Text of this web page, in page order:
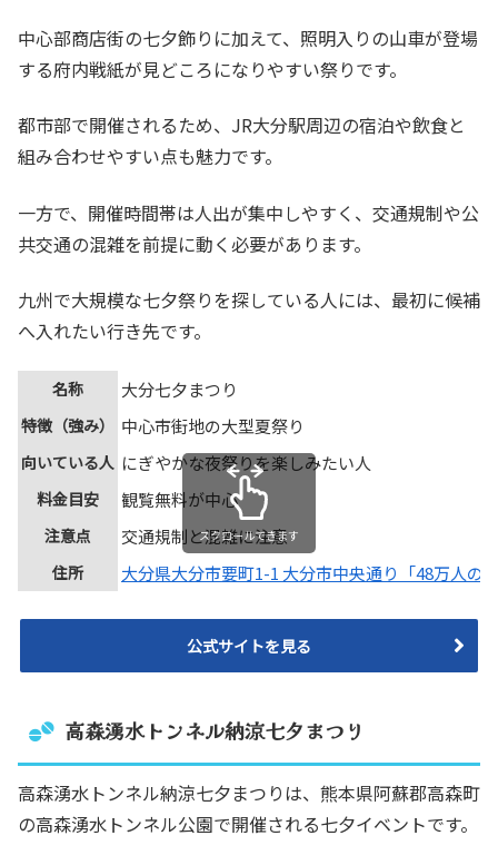
中心部商店街の七夕飾りに加えて、照明入りの山車が登場
する府内戦紙が見どころになりやすい祭りです。
都市部で開催されるため、JR大分駅周辺の宿泊や飲食と
組み合わせやすい点も魅力です。
一方で、開催時間帯は人出が集中しやすく、交通規制や公
共交通の混雑を前提に動く必要があります。
九州で大規模な七夕祭りを探している人には、最初に候補
へ入れたい行き先です。
名称 大分七夕まつり
特徴（強み） 中心市街地の大型夏祭り
向いている人 にぎやかな夜祭りを楽しみたい人
料金目安 観覧無料が中心
注意点 交通規制と混雑に注意
住所 大分県大分市要町1-1 大分市中央通り「48万人の
スクロールできます
公式サイトを見る
高森湧水トンネル納涼七夕まつり
高森湧水トンネル納涼七夕まつりは、熊本県阿蘇郡高森町
の高森湧水トンネル公園で開催される七夕イベントです。